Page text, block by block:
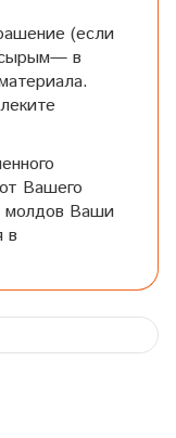
(если
сырым— в
Вашего
молдов Ваши
в